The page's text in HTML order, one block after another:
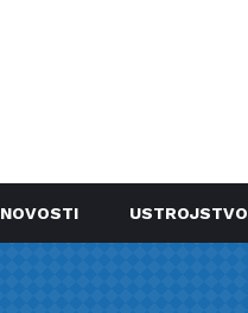
NOVOSTI USTROJSTVO